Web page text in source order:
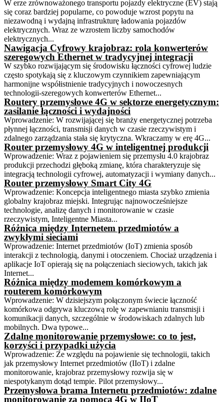
W erze zrównoważonego transportu pojazdy elektryczne (EV) stają
się coraz bardziej popularne, co powoduje wzrost popytu na
niezawodną i wydajną infrastrukturę ładowania pojazdów
elektrycznych. Wraz ze wzrostem liczby samochodów
elektrycznych...
Nawigacja Cyfrowy krajobraz: rola konwerterów
szeregowych Ethernet w tradycyjnej integracji
W szybko rozwijającym się środowisku łączności cyfrowej ludzie
często spotykają się z kluczowym czynnikiem zapewniającym
harmonijne współistnienie tradycyjnych i nowoczesnych
technologii-szeregowych konwerterów Ethernet...
Routery przemysłowe 4G w sektorze energetycznym:
zasilanie łączności i wydajności
Wprowadzenie: W rozwijającej się branży energetycznej potrzeba
płynnej łączności, transmisji danych w czasie rzeczywistym i
zdalnego zarządzania stała się krytyczna. Wkraczamy w erę 4G...
Router przemysłowy 4G w inteligentnej produkcji
Wprowadzenie: Wraz z pojawieniem się przemysłu 4.0 krajobraz
produkcji przechodzi głęboką zmianę, która charakteryzuje się
integracją technologii cyfrowej, automatyzacji i wymiany danych...
Router przemysłowy Smart City 4G
Wprowadzenie: Koncepcja inteligentnego miasta szybko zmienia
globalny krajobraz miejski. Integrując najnowocześniejsze
technologie, analizę danych i monitorowanie w czasie
rzeczywistym, Inteligentne Miasta...
Różnica między Internetem przedmiotów a
zwykłymi sieciami
Wprowadzenie: Internet przedmiotów (IoT) zmienia sposób
interakcji z technologią, danymi i otoczeniem. Chociaż urządzenia i
aplikacje IoT opierają się na połączeniach sieciowych, takich jak
Internet...
Różnica między modemem komórkowym a
routerem komórkowym
Wprowadzenie: W dzisiejszym połączonym świecie łączność
komórkowa odgrywa kluczową rolę w zapewnianiu transmisji i
komunikacji danych, szczególnie w środowiskach zdalnych lub
mobilnych. Dwa typowe...
Zdalne monitorowanie przemysłowe: co to jest,
korzyści i przypadki użycia
Wprowadzenie: Ze względu na pojawienie się technologii, takich
jak przemysłowy Internet przedmiotów (IIoT) i zdalne
monitorowanie, krajobraz przemysłowy rozwija się w
niespotykanym dotąd tempie. Pilot przemysłowy...
Przemysłowa brama Internetu przedmiotów: zdalne
monitorowanie za pomocą 4G w IIoT